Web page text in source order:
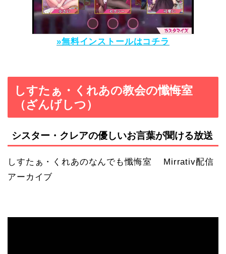
»無料インストールはコチラ
しすたぁ・くれあの教会の懺悔室
（ざんげしつ）
シスター・クレアの優しいお言葉が聞ける放送
しすたぁ・くれあのなんでも懺悔室 Mirrativ配信
アーカイブ